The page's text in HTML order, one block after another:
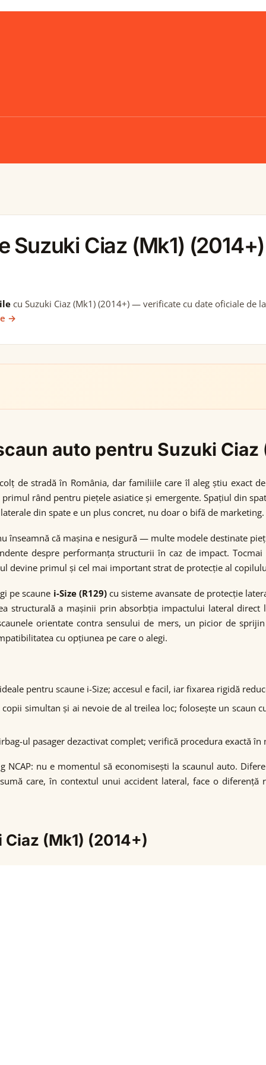
Suzuki Ciaz (Mk1) (2014+)
cu Suzuki Ciaz (Mk1) (2014+) — verificate cu date oficiale de
→
auto pentru Suzuki Ciaz
de stradă în România, dar familiile care îl aleg știu exact
rând pentru piețele asiatice și emergente. Spațiul din
din spate e un plus concret, nu doar o bifă de marketing.
înseamnă că mașina e nesigură — multe modele destinate
despre performanța structurii în caz de impact.
devine primul și cel mai important strat de protecție al
pe scaune i-Size (R129)cu sisteme avansate de protecție
structurală a mașinii prin absorbția impactului lateral
orientate contra sensului de mers, un picior de
cu opțiunea pe care o alegi.
pentru scaune i-Size; accesul e facil, iar fixarea rigidă
simultan și ai nevoie de al treilea loc; folosește un scaun
ul pasager dezactivat complet; verifică procedura exactă în
NCAP: nu e momentul să economisești la scaunul auto.
care, în contextul unui accident lateral, face o diferență
(Mk1) (2014+)